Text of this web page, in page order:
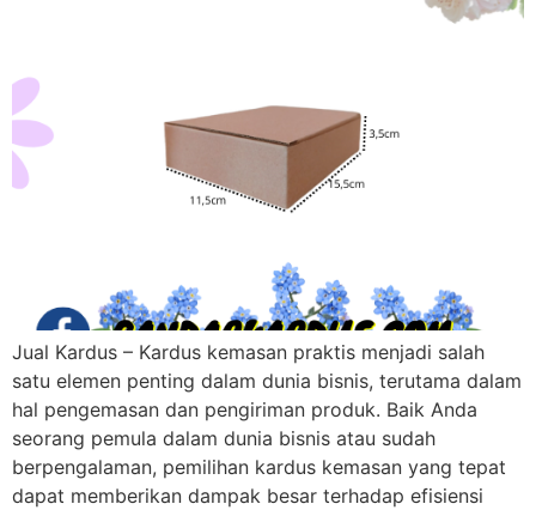
Jual Kardus – Kardus kemasan praktis menjadi salah
satu elemen penting dalam dunia bisnis, terutama dalam
hal pengemasan dan pengiriman produk. Baik Anda
seorang pemula dalam dunia bisnis atau sudah
berpengalaman, pemilihan kardus kemasan yang tepat
dapat memberikan dampak besar terhadap efisiensi